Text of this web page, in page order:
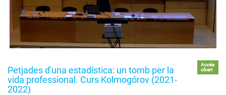
Petjades d'una estadística: un tomb per la
vida professional. Curs Kolmogórov (2021-
2022)
Accés
obert